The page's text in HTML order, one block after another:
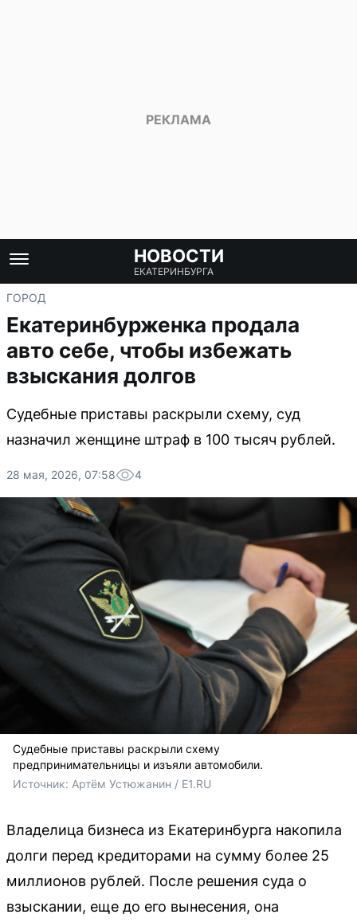
НОВОСТИ
ЕКАТЕРИНБУРГА
ГОРОД
Екатеринбурженка продала
авто себе, чтобы избежать
взыскания долгов
Судебные приставы раскрыли схему, суд
назначил женщине штраф в 100 тысяч рублей.
28 мая, 2026, 07:58 4
Судебные приставы раскрыли схему
предпринимательницы и изъяли автомобили.
Источник: Артём Устюжанин / E1.RU
Владелица бизнеса из Екатеринбурга накопила
долги перед кредиторами на сумму более 25
миллионов рублей. После решения суда о
взыскании, еще до его вынесения, она